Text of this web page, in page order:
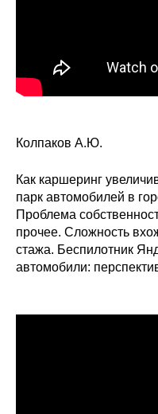
Колпаков А.Ю.
Как каршеринг
парк автомобилей в
Проблема
прочее. Сложность
стажа. Беспилотник
автомобили: